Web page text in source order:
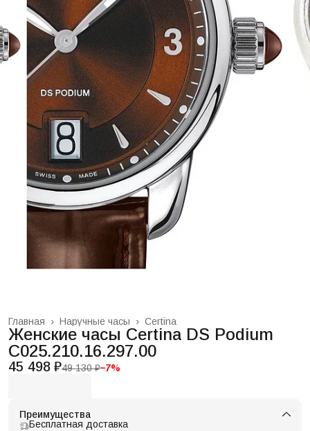
Certina
Наручные часы ›
Главная ›
Женские часы Certina DS Podium
C025.210.16.297.00
45 498 ₽49 130 ₽−7%
Преимущества
Бесплатная доставка